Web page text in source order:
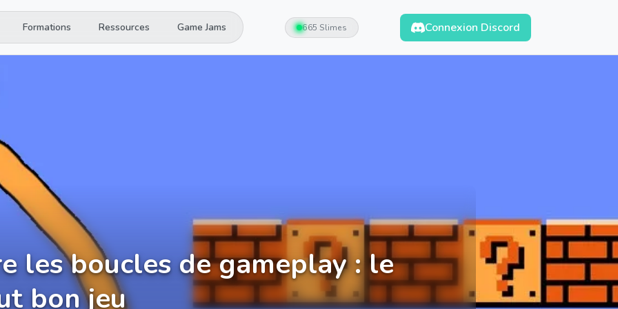
Formations Ressources Game Jams 665 Slimes Connexion Discord
les boucles de gameplay : le
bon jeu